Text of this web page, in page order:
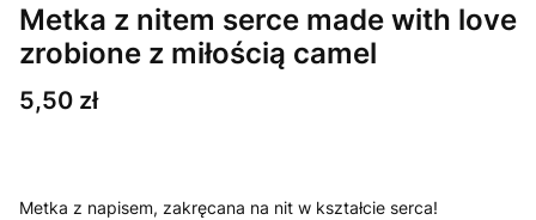
Metka z nitem serce made with love
zrobione z miłością camel
Cena
5,50 zł
Metka z napisem, zakręcana na nit w kształcie serca!